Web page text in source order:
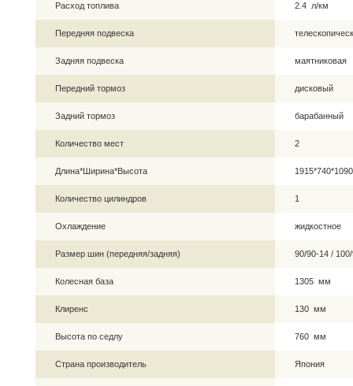
Расход топлива 2.4 л/км
Передняя подвеска
Задняя подвеска маятниковая
Передний тормоз дисковый
Задний тормоз барабанный
Количество мест 2
Длина*Ширина*Высота
Количество цилиндров 1
Охлаждение жидкостное
Размер шин (передняя/задняя) 90/90-14 /
Колесная база 1305 мм
Клиренс 130 мм
Высота по седлу 760 мм
Страна производитель Япония